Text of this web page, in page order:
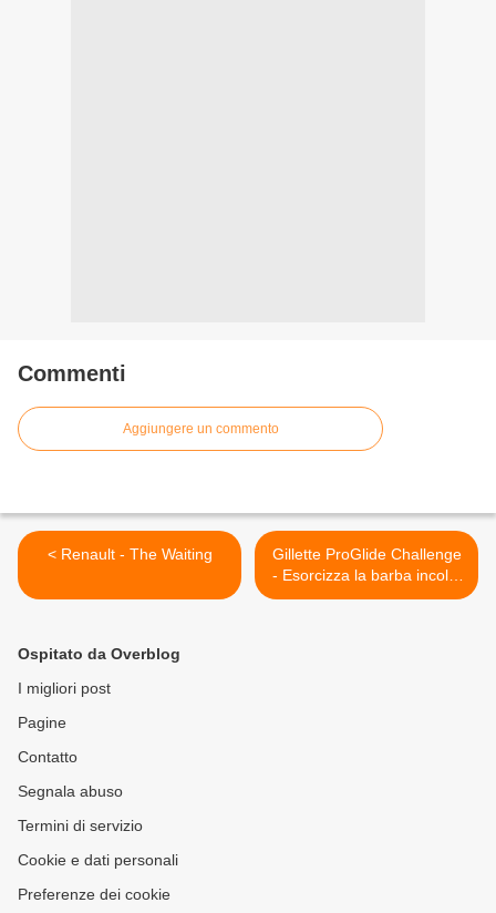
Commenti
Aggiungere un commento
< Renault - The Waiting
Gillette ProGlide Challenge
- Esorcizza la barba incolta
>
Ospitato da Overblog
I migliori post
Pagine
Contatto
Segnala abuso
Termini di servizio
Cookie e dati personali
Preferenze dei cookie